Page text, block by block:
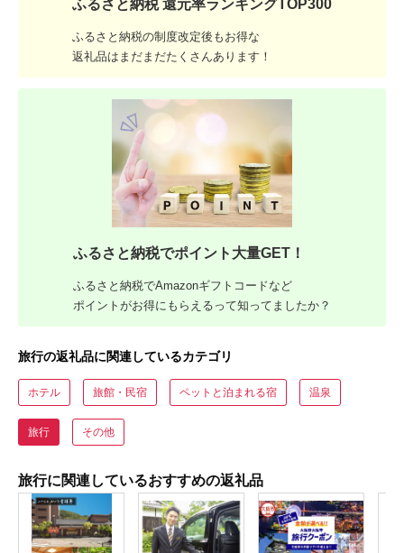
ふるさと納税 還元率ランキングTOP300
ふるさと納税の制度改定後もお得な
返礼品はまだまだたくさんあります！
ふるさと納税でポイント大量GET！
ふるさと納税でAmazonギフトコードなど
ポイントがお得にもらえるって知ってましたか？
旅行の返礼品に関連しているカテゴリ
ホテル 旅館・民宿 ペットと泊まれる宿 温泉
旅行 その他
旅行に関連しているおすすめの返礼品